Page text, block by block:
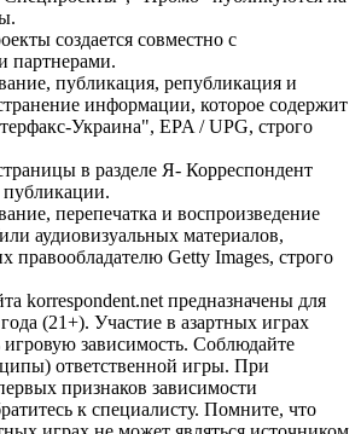
создается совместно с
партнерами.
публикация, републикация и
информации, которое содержит
Украина", EPA / UPG, строго
в разделе Я- Корреспондент
публикации.
перепечатка и воспроизведение
аудиовизуальных материалов,
правообладателю Getty Images, строго
korrespondent.net предназначены для
(21+). Участие в азартных играх
зависимость. Соблюдайте
ответственной игры. При
признаков зависимости
к специалисту. Помните, что